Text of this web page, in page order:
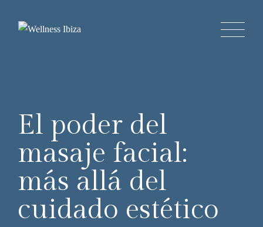
El poder del
masaje facial:
más allá del
cuidado estético